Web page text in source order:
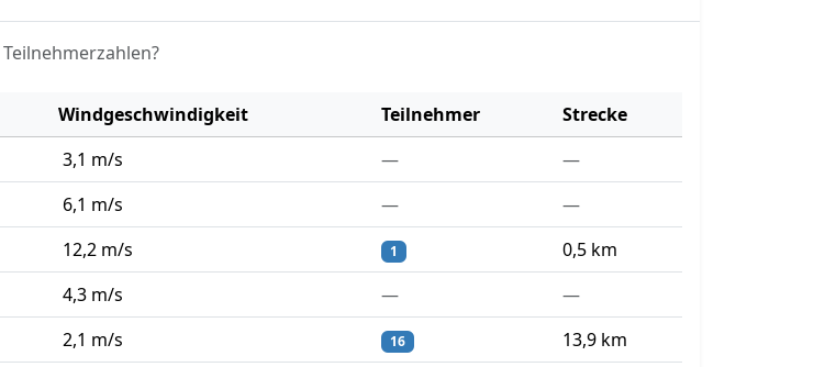
Windgeschwindigkeit Teilnehmer
Strecke
3,1 m/s —
—
6,1 m/s —
—
12,2 m/s 1
0,5 km
4,3 m/s —
—
2,1 m/s 16
13,9 km